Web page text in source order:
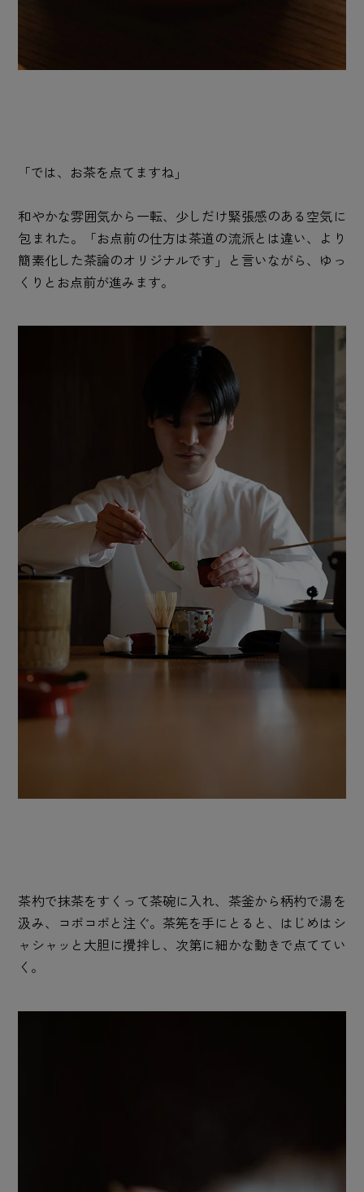
「では、お茶を点てますね」
和やかな雰囲気から一転、少しだけ緊張感のある空気に
包まれた。「お点前の仕方は茶道の流派とは違い、より
簡素化した茶論のオリジナルです」と言いながら、ゆっ
くりとお点前が進みます。
茶杓で抹茶をすくって茶碗に入れ、茶釜から柄杓で湯を
汲み、コポコポと注ぐ。茶筅を手にとると、はじめはシ
ャシャッと大胆に攪拌し、次第に細かな動きで点ててい
く。